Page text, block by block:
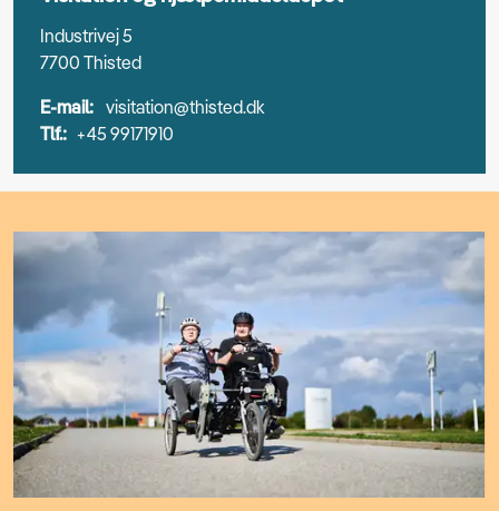
Industrivej 5
7700 Thisted
E-mail: visitation@thisted.dk
Tlf.: +45 99171910